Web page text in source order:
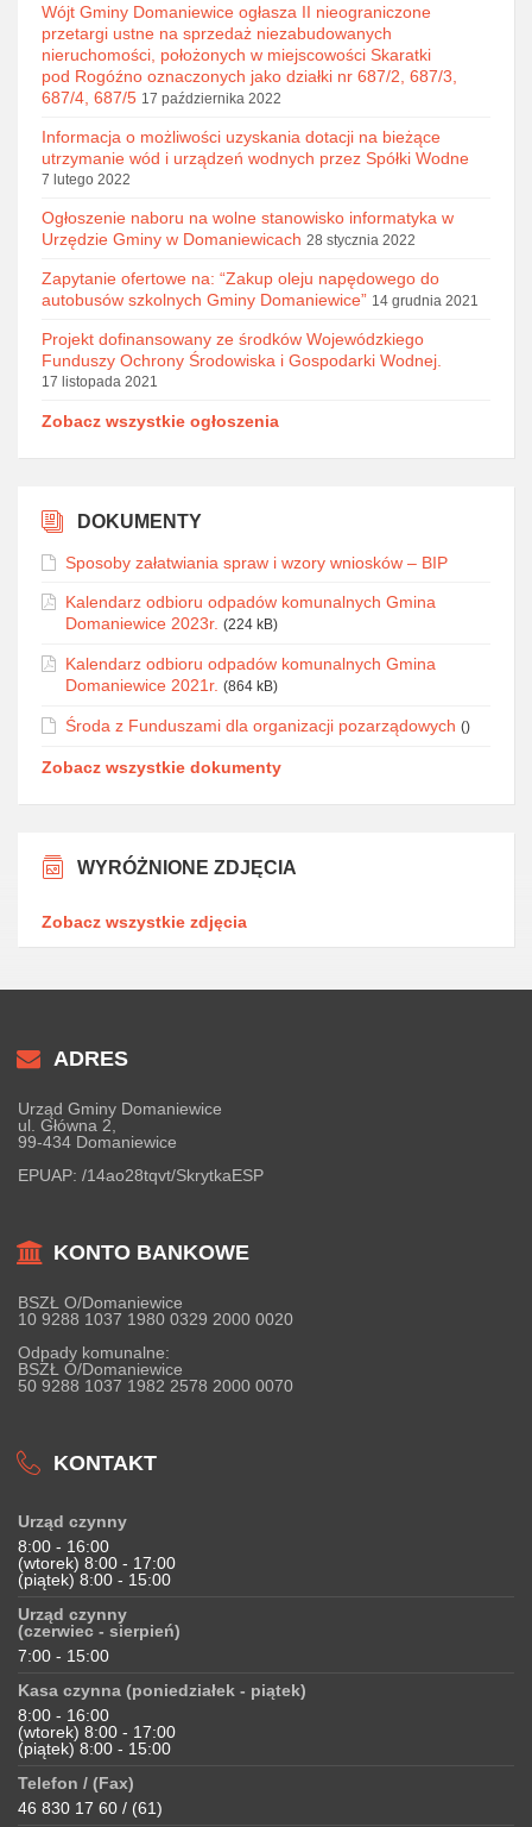
Wójt Gminy Domaniewice ogłasza II nieograniczone
przetargi ustne na sprzedaż niezabudowanych
nieruchomości, położonych w miejscowości Skaratki
pod Rogóźno oznaczonych jako działki nr 687/2, 687/3,
687/4, 687/5 17 października 2022
Informacja o możliwości uzyskania dotacji na bieżące
utrzymanie wód i urządzeń wodnych przez Spółki Wodne
7 lutego 2022
Ogłoszenie naboru na wolne stanowisko informatyka w
Urzędzie Gminy w Domaniewicach 28 stycznia 2022
Zapytanie ofertowe na: “Zakup oleju napędowego do
autobusów szkolnych Gminy Domaniewice” 14 grudnia 2021
Projekt dofinansowany ze środków Wojewódzkiego
Funduszy Ochrony Środowiska i Gospodarki Wodnej.
17 listopada 2021
Zobacz wszystkie ogłoszenia
DOKUMENTY
Sposoby załatwiania spraw i wzory wniosków – BIP
Kalendarz odbioru odpadów komunalnych Gmina
Domaniewice 2023r. (224 kB)
Kalendarz odbioru odpadów komunalnych Gmina
Domaniewice 2021r. (864 kB)
Środa z Funduszami dla organizacji pozarządowych ()
Zobacz wszystkie dokumenty
WYRÓŻNIONE ZDJĘCIA
Zobacz wszystkie zdjęcia
ADRES
Urząd Gminy Domaniewice
ul. Główna 2,
99-434 Domaniewice
EPUAP: /14ao28tqvt/SkrytkaESP
KONTO BANKOWE
BSZŁ O/Domaniewice
10 9288 1037 1980 0329 2000 0020
Odpady komunalne:
BSZŁ O/Domaniewice
50 9288 1037 1982 2578 2000 0070
KONTAKT
Urząd czynny
8:00 - 16:00
(wtorek) 8:00 - 17:00
(piątek) 8:00 - 15:00
Urząd czynny
(czerwiec - sierpień)
7:00 - 15:00
Kasa czynna (poniedziałek - piątek)
8:00 - 16:00
(wtorek) 8:00 - 17:00
(piątek) 8:00 - 15:00
Telefon / (Fax)
46 830 17 60 / (61)